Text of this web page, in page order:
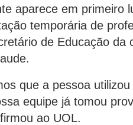
aparece em primeiro
temporária de
de Educação
que a pessoa
equipe já tomou
ao UOL.